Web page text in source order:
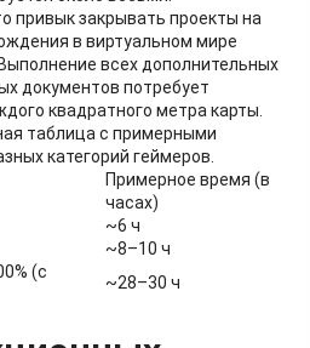
привык закрывать проекты на
в виртуальном мире
всех дополнительных
документов потребует
квадратного метра карты.
таблица с примерными
категорий геймеров.
Примерное время (в
часах)
~6 ч
~8–10 ч
(с
~28–30 ч